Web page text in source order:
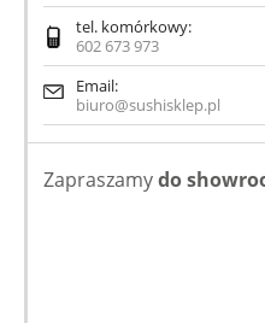
tel. komórkowy:
602 673 973
Email:
biuro@sushisklep.pl
Zapraszamydo